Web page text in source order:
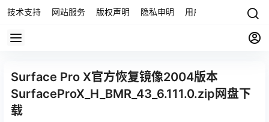
技术支持 网站服务 版权声明 隐私申明 用户协议 联系我们
Surface Pro X官方恢复镜像2004版本
SurfaceProX_H_BMR_43_6.111.0.zip网盘下
载